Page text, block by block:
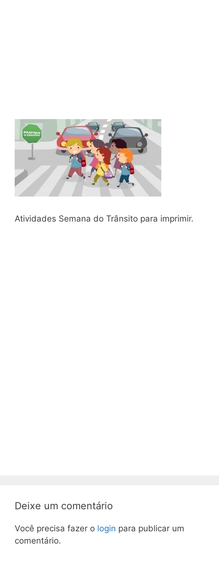
Atividades Semana do Trânsito para imprimir.
Deixe um comentário
Você precisa fazer o login para publicar um
comentário.